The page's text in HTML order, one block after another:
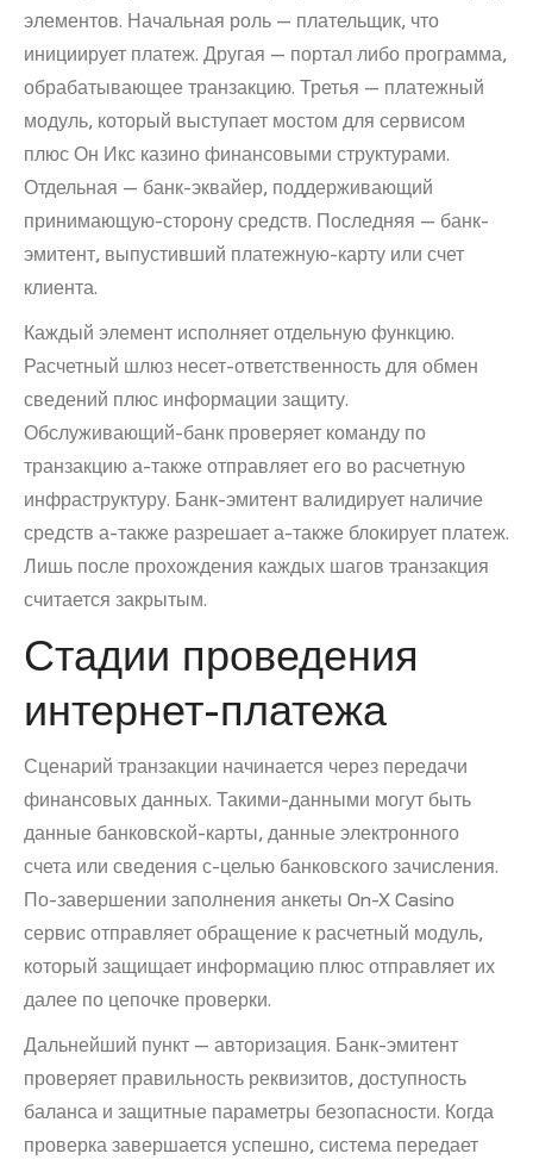
элементов. Начальная роль — плательщик, что
инициирует платеж. Другая — портал либо программа,
обрабатывающее транзакцию. Третья — платежный
модуль, который выступает мостом для сервисом
плюс Он Икс казино финансовыми структурами.
Отдельная — банк-эквайер, поддерживающий
принимающую-сторону средств. Последняя — банк-
эмитент, выпустивший платежную-карту или счет
клиента.
Каждый элемент исполняет отдельную функцию.
Расчетный шлюз несет-ответственность для обмен
сведений плюс информации защиту.
Обслуживающий-банк проверяет команду по
транзакцию а-также отправляет его во расчетную
инфраструктуру. Банк-эмитент валидирует наличие
средств а-также разрешает а-также блокирует платеж.
Лишь после прохождения каждых шагов транзакция
считается закрытым.
Стадии проведения
интернет-платежа
Сценарий транзакции начинается через передачи
финансовых данных. Такими-данными могут быть
данные банковской-карты, данные электронного
счета или сведения с-целью банковского зачисления.
По-завершении заполнения анкеты On-X Casino
сервис отправляет обращение к расчетный модуль,
который защищает информацию плюс отправляет их
далее по цепочке проверки.
Дальнейший пункт — авторизация. Банк-эмитент
проверяет правильность реквизитов, доступность
баланса и защитные параметры безопасности. Когда
проверка завершается успешно, система передает